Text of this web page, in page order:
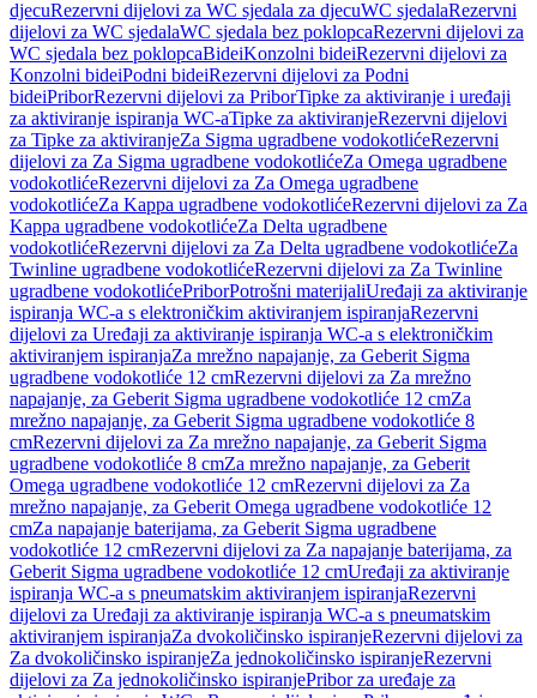
djecuRezervni dijelovi za WC sjedala za djecuWC sjedalaRezervni
dijelovi za WC sjedalaWC sjedala bez poklopcaRezervni dijelovi za
WC sjedala bez poklopcaBideiKonzolni bideiRezervni dijelovi za
Konzolni bideiPodni bideiRezervni dijelovi za Podni
bideiPriborRezervni dijelovi za PriborTipke za aktiviranje i uređaji
za aktiviranje ispiranja WC-aTipke za aktiviranjeRezervni dijelovi
za Tipke za aktiviranjeZa Sigma ugradbene vodokotlićeRezervni
dijelovi za Za Sigma ugradbene vodokotlićeZa Omega ugradbene
vodokotlićeRezervni dijelovi za Za Omega ugradbene
vodokotlićeZa Kappa ugradbene vodokotlićeRezervni dijelovi za Za
Kappa ugradbene vodokotlićeZa Delta ugradbene
vodokotlićeRezervni dijelovi za Za Delta ugradbene vodokotlićeZa
Twinline ugradbene vodokotlićeRezervni dijelovi za Za Twinline
ugradbene vodokotlićePriborPotrošni materijaliUređaji za aktiviranje
ispiranja WC-a s elektroničkim aktiviranjem ispiranjaRezervni
dijelovi za Uređaji za aktiviranje ispiranja WC-a s elektroničkim
aktiviranjem ispiranjaZa mrežno napajanje, za Geberit Sigma
ugradbene vodokotliće 12 cmRezervni dijelovi za Za mrežno
napajanje, za Geberit Sigma ugradbene vodokotliće 12 cmZa
mrežno napajanje, za Geberit Sigma ugradbene vodokotliće 8
cmRezervni dijelovi za Za mrežno napajanje, za Geberit Sigma
ugradbene vodokotliće 8 cmZa mrežno napajanje, za Geberit
Omega ugradbene vodokotliće 12 cmRezervni dijelovi za Za
mrežno napajanje, za Geberit Omega ugradbene vodokotliće 12
cmZa napajanje baterijama, za Geberit Sigma ugradbene
vodokotliće 12 cmRezervni dijelovi za Za napajanje baterijama, za
Geberit Sigma ugradbene vodokotliće 12 cmUređaji za aktiviranje
ispiranja WC-a s pneumatskim aktiviranjem ispiranjaRezervni
dijelovi za Uređaji za aktiviranje ispiranja WC-a s pneumatskim
aktiviranjem ispiranjaZa dvokoličinsko ispiranjeRezervni dijelovi za
Za dvokoličinsko ispiranjeZa jednokoličinsko ispiranjeRezervni
dijelovi za Za jednokoličinsko ispiranjePribor za uređaje za